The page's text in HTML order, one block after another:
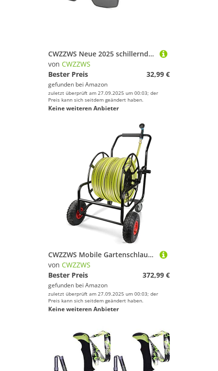
CWZZWS Neue 2025 schillernde Farbe Frauen randlose Sonnenbrillen blinkende Pulvermetall Sonnenbrille Netto Red Street Brille
von CWZZWS
Bester Preis
32,99 €
gefunden bei Amazon
zuletzt überprüft am 27.09.2025 um 00:03; der
Preis kann sich seitdem geändert haben.
Keine weiteren Anbieter
CWZZWS Mobile Gartenschlauchrollenwagen, Hochleistungs -tragbare Wasserschlauchspeicherhalter für Terrasse, Deck, Hof, Garten, Haus, Einfahrtswasserwerkzeuge
von CWZZWS
Bester Preis
372,99 €
gefunden bei Amazon
zuletzt überprüft am 27.09.2025 um 00:03; der
Preis kann sich seitdem geändert haben.
Keine weiteren Anbieter